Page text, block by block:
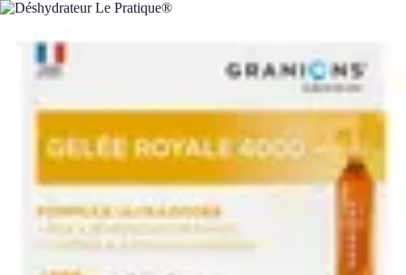
Fruits de Saison
Conservation